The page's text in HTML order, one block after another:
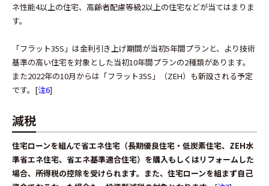
ネ性能4以上の住宅、高齢者配慮等級2以上の住宅などが当てはまりま
す。
「フラット35S」は金利引き上げ期間が当初5年間プランと、より技術
基準の高い住宅を対象とした当初10年間プランの2種類があります。
また2022年の10月からは「フラット35S」（ZEH）も新設される予定
です。[注6]
減税
住宅ローンを組んで省エネ住宅（長期優良住宅・低炭素住宅、ZEH水
準省エネ住宅、省エネ基準適合住宅）を購入もしくはリフォームした
場合、所得税の控除を受けられます。また、住宅ローンを組まず自己